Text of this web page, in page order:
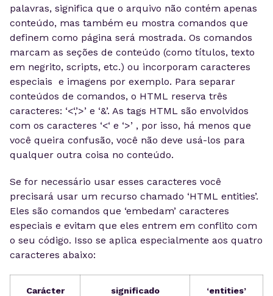
palavras, significa que o arquivo não contém apenas
conteúdo, mas também eu mostra comandos que
definem como página será mostrada. Os comandos
marcam as seções de conteúdo (como títulos, texto
em negrito, scripts, etc.) ou incorporam caracteres
especiais e imagens por exemplo. Para separar
conteúdos de comandos, o HTML reserva três
caracteres: ‘<‘,’>’ e ‘&’. As tags HTML são envolvidos
com os caracteres ‘<‘ e ‘>’ , por isso, há menos que
você queira confusão, você não deve usá-los para
qualquer outra coisa no conteúdo.
Se for necessário usar esses caracteres você
precisará usar um recurso chamado ‘HTML entities’.
Eles são comandos que ‘embedam’ caracteres
especiais e evitam que eles entrem em conflito com
o seu código. Isso se aplica especialmente aos quatro
caracteres abaixo:
Carácter significado ‘entities’